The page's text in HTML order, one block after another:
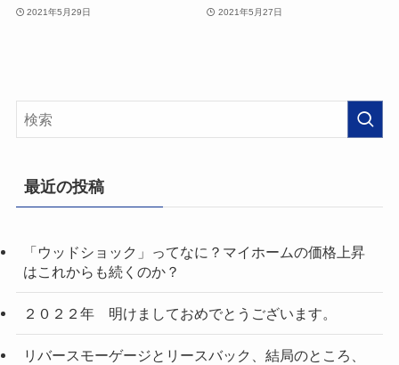
2021年5月29日 2021年5月27日
最近の投稿
「ウッドショック」ってなに？マイホームの価格上昇
はこれからも続くのか？
２０２２年 明けましておめでとうございます。
リバースモーゲージとリースバック、結局のところ、